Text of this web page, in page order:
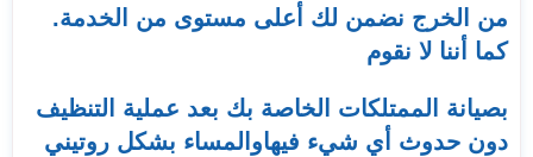
من الخرج نضمن لك أعلى مستوى من الخدمة.
كما أننا لا نقوم
بصيانة الممتلكات الخاصة بك بعد عملية التنظيف
دون حدوث أي شيء فيهاوالمساء بشكل روتيني